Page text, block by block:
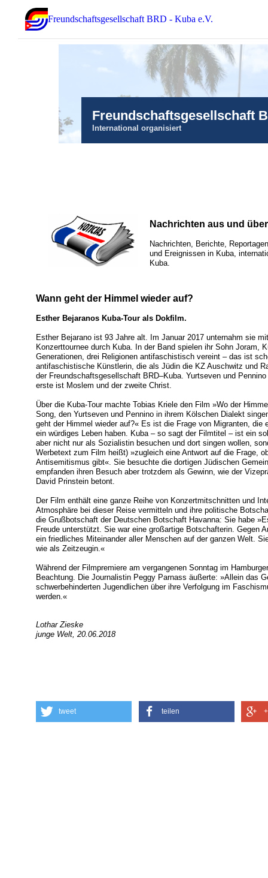
Freundschaftsgesellschaft BRD - Kuba e.V.
Freundschaftsgesellschaft
International organisiert
Nachrichten aus und
Nachrichten, Berichte,
und Ereignissen in Kuba,
Kuba.
Wann geht der Himmel wieder auf?
Esther Bejaranos Kuba-Tour als Dokfilm.
Esther Bejarano ist 93 Jahre alt. Im Januar 2017 unternahm sie
Konzerttournee durch Kuba. In der Band spielen ihr Sohn Joram,
Generationen, drei Religionen antifaschistisch vereint – das ist
antifaschistische Künstlerin, die als Jüdin die KZ Auschwitz und
der Freundschaftsgesellschaft BRD–Kuba. Yurtseven und
erste ist Moslem und der zweite Christ.
Über die Kuba-Tour machte Tobias Kriele den Film »Wo der
Song, den Yurtseven und Pennino in ihrem Kölschen Dialekt
geht der Himmel wieder auf?« Es ist die Frage von Migranten, die
ein würdiges Leben haben. Kuba – so sagt der Filmtitel – ist ein
aber nicht nur als Sozialistin besuchen und dort singen wollen,
Werbetext zum Film heißt) »zugleich eine Antwort auf die Frage,
Antisemitismus gibt«. Sie besuchte die dortigen Jüdischen
empfanden ihren Besuch aber trotzdem als Gewinn, wie der
David Prinstein betont.
Der Film enthält eine ganze Reihe von Konzertmitschnitten und
Atmosphäre bei dieser Reise vermitteln und ihre politische
die Grußbotschaft der Deutschen Botschaft Havanna: Sie habe
Freude unterstützt. Sie war eine großartige Botschafterin. Gegen
ein friedliches Miteinander aller Menschen auf der ganzen Welt.
wie als Zeitzeugin.«
Während der Filmpremiere am vergangenen Sonntag im
Beachtung. Die Journalistin Peggy Parnass äußerte: »Allein das
schwerbehinderten Jugendlichen über ihre Verfolgung im
werden.«
Lothar Zieske
junge Welt, 20.06.2018
tweet teilen